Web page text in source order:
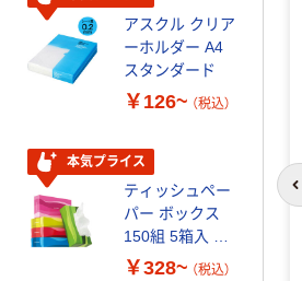
アスクル クリア
ーホルダー A4
スタンダード
￥126~ （税込）
本気プライス
ティッシュペー
パー ボックス
150組 5箱入 ア
スクル スマート
￥328~ （税込）